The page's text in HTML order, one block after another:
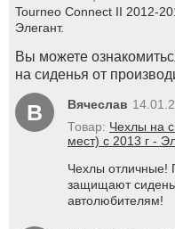
Tourneo Connect II 2012-
Элегант.
Вы можете
на сиденья от
В Вячеслав
Товар: Чехлы на
мест) c 2013 г -
Чехлы отличные!
защищают
автолюбителям!